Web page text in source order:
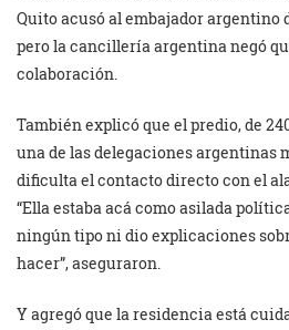
Quito acusó al embajador argentino
pero la cancillería argentina negó
colaboración.
También explicó que el predio, de
una de las delegaciones argentinas
dificulta el contacto directo con el
“Ella estaba acá como asilada
ningún tipo ni dio explicaciones
hacer”, aseguraron.
Y agregó que la residencia está